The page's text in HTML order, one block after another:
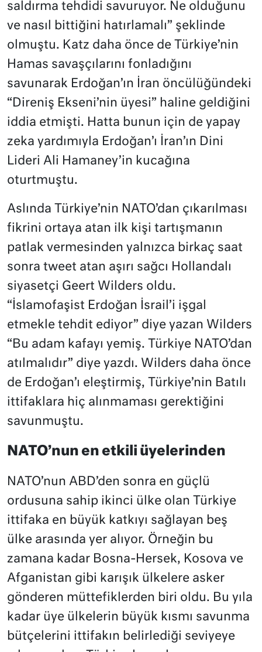
saldırma tehdidi savuruyor. Ne olduğunu
ve nasıl bittiğini hatırlamalı” şeklinde
olmuştu. Katz daha önce de Türkiye’nin
Hamas savaşçılarını fonladığını
savunarak Erdoğan’ın İran öncülüğündeki
“Direniş Ekseni’nin üyesi” haline geldiğini
iddia etmişti. Hatta bunun için de yapay
zeka yardımıyla Erdoğan’ı İran’ın Dini
Lideri Ali Hamaney’in kucağına
oturtmuştu.
Aslında Türkiye’nin NATO’dan çıkarılması
fikrini ortaya atan ilk kişi tartışmanın
patlak vermesinden yalnızca birkaç saat
sonra tweet atan aşırı sağcı Hollandalı
siyasetçi Geert Wilders oldu.
“İslamofaşist Erdoğan İsrail’i işgal
etmekle tehdit ediyor” diye yazan Wilders
“Bu adam kafayı yemiş. Türkiye NATO’dan
atılmalıdır” diye yazdı. Wilders daha önce
de Erdoğan’ı eleştirmiş, Türkiye’nin Batılı
ittifaklara hiç alınmaması gerektiğini
savunmuştu.
NATO’nun en etkili üyelerinden
NATO’nun ABD’den sonra en güçlü
ordusuna sahip ikinci ülke olan Türkiye
ittifaka en büyük katkıyı sağlayan beş
ülke arasında yer alıyor. Örneğin bu
zamana kadar Bosna-Hersek, Kosova ve
Afganistan gibi karışık ülkelere asker
gönderen müttefiklerden biri oldu. Bu yıla
kadar üye ülkelerin büyük kısmı savunma
bütçelerini ittifakın belirlediği seviyeye